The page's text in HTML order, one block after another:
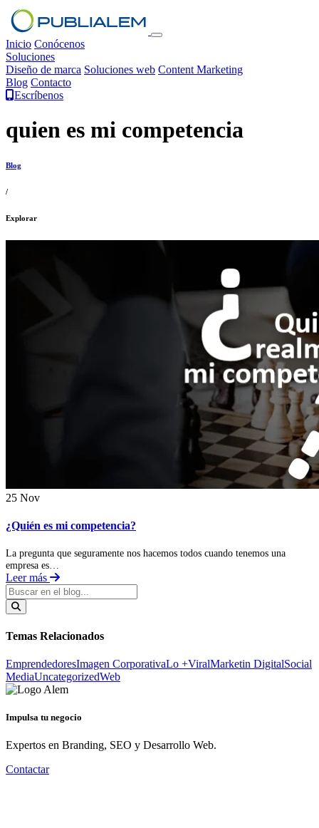
Inicio Conócenos
Soluciones
Diseño de marca Soluciones web Content Marketing
Blog Contacto
Escríbenos
quien es mi competencia
Blog
/
Explorar
25 Nov
¿Quién es mi competencia?
La pregunta que seguramente nos hacemos todos cuando tenemos una
empresa es…
Leer más
Temas Relacionados
EmprendedoresImagen CorporativaLo +ViralMarketin DigitalSocial
MediaUncategorizedWeb
Impulsa tu negocio
Expertos en Branding, SEO y Desarrollo Web.
Contactar